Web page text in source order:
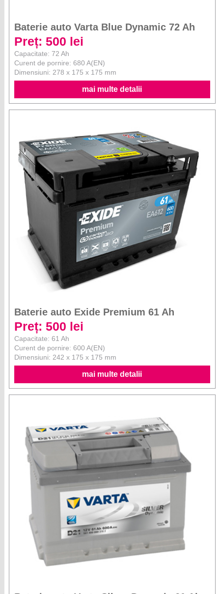
Baterie auto Varta Blue Dynamic 72 Ah
Preț: 500 lei
Capacitate: 72 Ah
Curent de pornire: 680 A(EN)
Dimensiuni: 278 x 175 x 175 mm
mai multe detalii
Baterie auto Exide Premium 61 Ah
Preț: 500 lei
Capacitate: 61 Ah
Curent de pornire: 600 A(EN)
Dimensiuni: 242 x 175 x 175 mm
mai multe detalii